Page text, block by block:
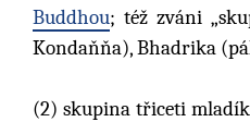
Buddhou; též zváni
Kondaňňa), Bhadrika
(2) skupina třiceti